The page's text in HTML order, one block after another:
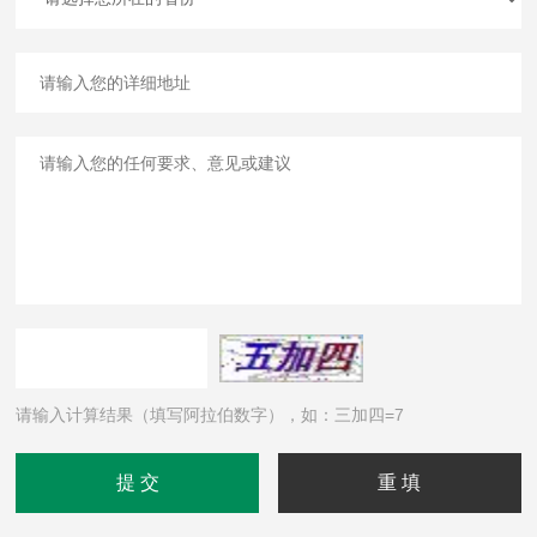
请输入计算结果（填写阿拉伯数字），如：三加四=7